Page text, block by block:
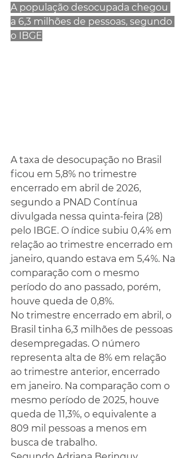
A população desocupada chegou
a 6,3 milhões de pessoas, segundo
o IBGE
A taxa de desocupação no Brasil
ficou em 5,8% no trimestre
encerrado em abril de 2026,
segundo a PNAD Contínua
divulgada nessa quinta-feira (28)
pelo IBGE. O índice subiu 0,4% em
relação ao trimestre encerrado em
janeiro, quando estava em 5,4%. Na
comparação com o mesmo
período do ano passado, porém,
houve queda de 0,8%.
No trimestre encerrado em abril, o
Brasil tinha 6,3 milhões de pessoas
desempregadas. O número
representa alta de 8% em relação
ao trimestre anterior, encerrado
em janeiro. Na comparação com o
mesmo período de 2025, houve
queda de 11,3%, o equivalente a
809 mil pessoas a menos em
busca de trabalho.